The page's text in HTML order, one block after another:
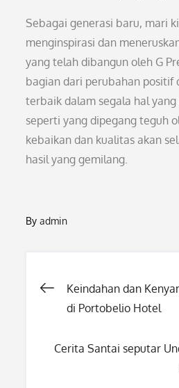
Sebagai generasi baru, mari
menginspirasi dan
yang telah dibangun oleh G
bagian dari perubahan positif
terbaik dalam segala hal
seperti yang dipegang teguh
kebaikan dan kualitas akan
hasil yang gemilang.
Byadmin
Post
Keindahan dan
di Portobelio Hotel
Cerita Santai seputar